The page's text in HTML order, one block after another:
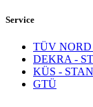
Service
TÜV NORD
DEKRA -
KÜS -
GTÜ